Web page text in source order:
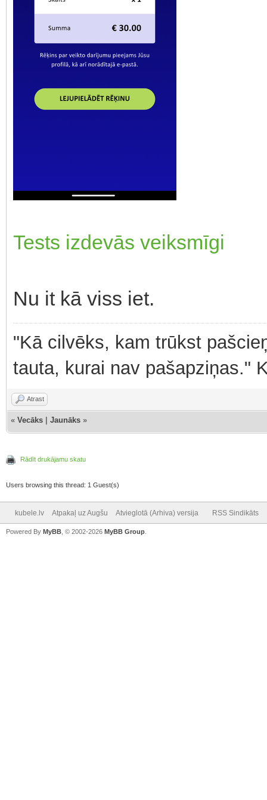
Tests izdevās veiksmīgi
Nu it kā viss iet.
"Kā cilvēks, kam trūkst
tauta, kurai nav pašapziņas."
Atrast
« Vecāks Jaunāks »
Rādīt drukājamu skatu
Users browsing this thread: 1 Guest(s)
kubele.lv Atpakaļ uz Augšu Atvieglotā (Arhiva) versija RSS Sindikāts
Powered By MyBB , © 2002-2026 MyBB Group